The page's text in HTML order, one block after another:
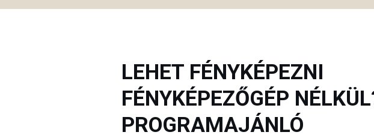
LEHET FÉNYKÉPEZNI
FÉNYKÉPEZŐGÉP
PROGRAMAJÁNLÓ